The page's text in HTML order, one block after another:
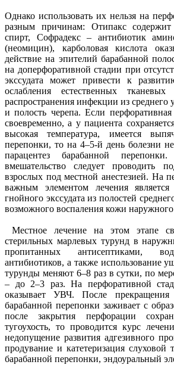
Однако использовать их нельзя на
разным причинам: Отипакс
спирт, Софрадекс – антибиотик
(неомицин), карболовая кислота
действие на эпителий барабанной
на доперфоративной стадии при
экссудата может привести к
ослабления естественных
распространения инфекции из среднего
и полость черепа. Если перфоративная
своевременно, а у пациента
высокая температура, имеется
перепонки, то на 4–5-й день болезни
парацентез барабанной
вмешательство следует проводить
взрослых под местной анестезией. На
важным элементом лечения является
гнойного экссудата из полостей
возможного воспаления кожи наружного
Местное лечение на этом этапе
стерильных марлевых турунд в
пропитанных антисептиками,
антибиотиков, а также использование
турунды меняют 6–8 раз в сутки, по
– до 2–3 раз. На перфоративной
оказывает УВЧ. После прекращения
барабанной перепонки заживает с
после закрытия перфорации
тугоухость, то проводится курс
недопущение развития адгезивного
продувание и катетеризация слуховой
барабанной перепонки, эндоуральный